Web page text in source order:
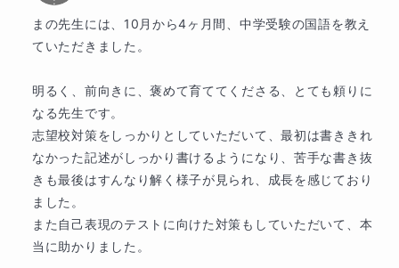
声楽、ピアノ、漫画、アニメ、史跡巡り
【学歴】
2013年3月　私立東京女学館中学校卒業
2016年3月　私立東京女学館高等学校卒業入学
2020年3月　東京藝術大学音楽学部声楽科卒業
2023年3月　東京藝術大学大学院音楽研究科オペラ専
攻修了
【職歴】
2016年〜2023年　（株）トライプラス赤羽校　講師
まの先生には、10月から4ヶ月間、中学受験の国語を教え
ていただきました。
明るく、前向きに、褒めて育ててくださる、とても頼りに
なる先生です。
志望校対策をしっかりとしていただいて、最初は書ききれ
なかった記述がしっかり書けるようになり、苦手な書き抜
きも最後はすんなり解く様子が見られ、成長を感じており
ました。
また自己表現のテストに向けた対策もしていただいて、本
当に助かりました。